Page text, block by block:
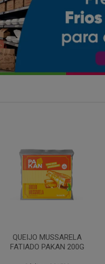
BANDEJA COXA DE
FRANGO CONG